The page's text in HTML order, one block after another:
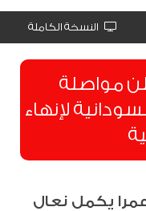
النسخة الكاملة
مواصلة
لإنهاء
يكمل نعال